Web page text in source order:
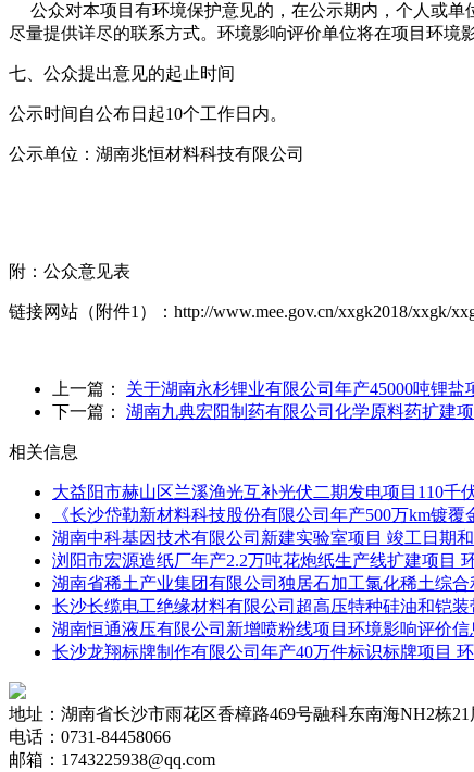
公众对本项目有环境保护意见的，在公示期内，个人或单
尽量提供详尽的联系方式。环境影响评价单位将在项目环境
七、公众提出意见的起止时间
公示时间自公布日起10个工作日内。
公示单位：湖南兆恒材料科技有限公司
附：公众意见表
链接网站（附件1）：http://www.mee.gov.cn/xxgk2018/xxgk/
上一篇： 关于湖南永杉锂业有限公司年产45000吨锂
下一篇： 湖南九典宏阳制药有限公司化学原料药扩建
相关信息
大益阳市赫山区兰溪渔光互补光伏二期发电项目110千
《长沙岱勒新材料科技股份有限公司年产500万km镀
湖南中科基因技术有限公司新建实验室项目 竣工日期
浏阳市宏源造纸厂年产2.2万吨花炮纸生产线扩建项目
湖南省稀土产业集团有限公司独居石加工氯化稀土综
长沙长缆电工绝缘材料有限公司超高压特种硅油和铠
湖南恒通液压有限公司新增喷粉线项目环境影响评价信
长沙龙翔标牌制作有限公司年产40万件标识标牌项目
地址：湖南省长沙市雨花区香樟路469号融科东南海NH2栋21
电话：0731-84458066
邮箱：1743225938@qq.com